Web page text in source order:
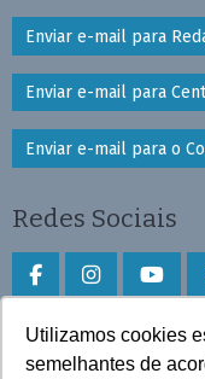
Utilizamos cookies
semelhantes de
Enviar e-mail para
Enviar e-mail para
Enviar e-mail para o
Redes Sociais
Faça download do